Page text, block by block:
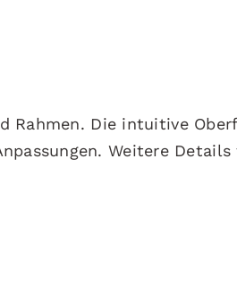
Rahmen. Die intuitive
Weitere